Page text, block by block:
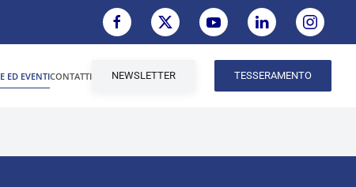
ED EVENTICONTATTI NEWSLETTER TESSERAMENTO